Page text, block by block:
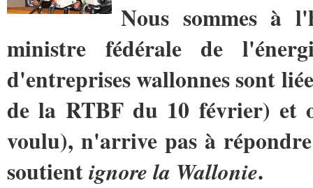
Nous sommes à
ministre fédérale de
d'entreprises wallonnes sont
de la RTBF du 10 février) et
voulu), n'arrive pas à
soutientignore la Wallonie.